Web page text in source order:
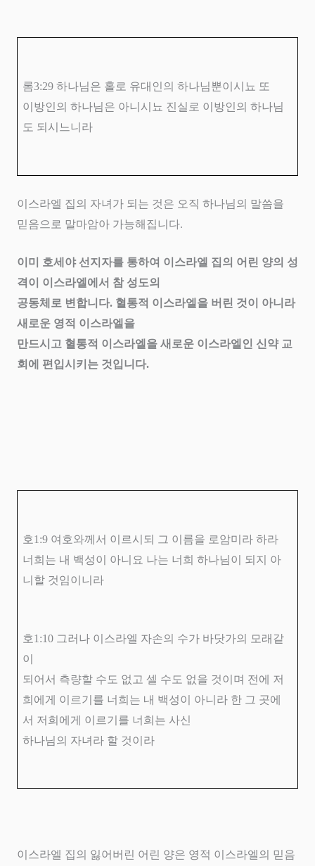
롬3:29하나님은 홀로 유대인의 하나님뿐이시뇨 또
이방인의 하나님은 아니시뇨 진실로 이방인의 하나님
도 되시느니라
이스라엘 집의 자녀가 되는 것은 오직 하나님의 말씀을
믿음으로 말마암아 가능해집니다.
이미 호세야 선지자를 통하여 이스라엘 집의 어린 양의 성
격이 이스라엘에서 참 성도의
공동체로 변합니다. 혈통적 이스라엘을 버린 것이 아니라
새로운 영적 이스라엘을
만드시고 혈통적 이스라엘을 새로운 이스라엘인 신약 교
회에 편입시키는 것입니다.
호1:9 여호와께서 이르시되 그 이름을 로암미라 하라
너희는 내 백성이 아니요 나는 너희 하나님이 되지 아
니할 것임이니라
호1:10 그러나 이스라엘 자손의 수가 바닷가의 모래같
이
되어서 측량할 수도 없고 셀 수도 없을 것이며 전에 저
희에게 이르기를 너희는 내 백성이 아니라 한 그 곳에
서 저희에게 이르기를 너희는 사신
하나님의 자녀라 할 것이라
이스라엘 집의 잃어버린 어린 양은 영적 이스라엘의 믿음